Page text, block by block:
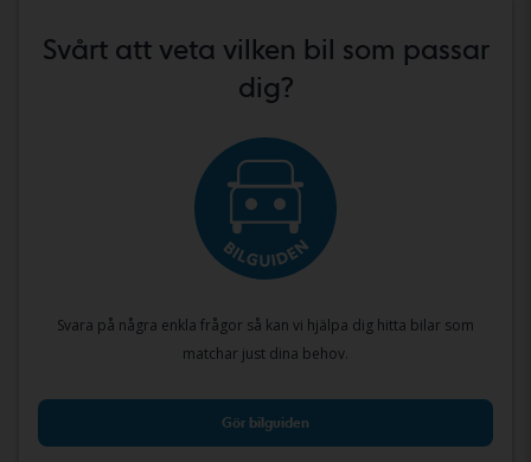
Svårt att veta vilken bil som passar
dig?
Svara på några enkla frågor så kan vi hjälpa dig hitta bilar som
matchar just dina behov.
Gör bilguiden